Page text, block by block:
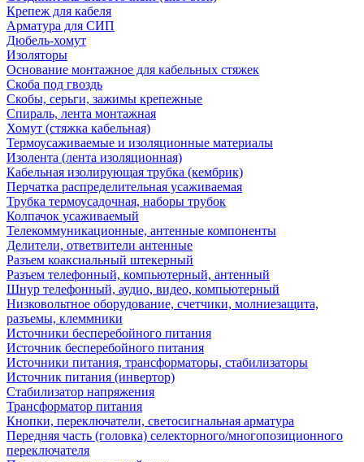
Крепеж для кабеля
Арматура для СИП
Дюбель-хомут
Изоляторы
Основание монтажное для кабельных стяжек
Скоба под гвоздь
Скобы, серьги, зажимы крепежные
Спираль, лента монтажная
Хомут (стяжка кабельная)
Термоусаживаемые и изоляционные материалы
Изолента (лента изоляционная)
Кабельная изолирующая трубка (кембрик)
Перчатка распределительная усаживаемая
Трубка термоусадочная, наборы трубок
Колпачок усаживаемый
Телекоммуникационные, антенные компоненты
Делители, ответвители антенные
Разъем коаксиальный штекерный
Разъем телефонный, компьютерный, антенный
Шнур телефонный, аудио, видео, компьютерный
Низковольтное оборудование, счетчики, молниезащита,
разъемы, клеммники
Источники бесперебойного питания
Источник бесперебойного питания
Источники питания, трансформаторы, стабилизаторы
Источник питания (инвертор)
Стабилизатор напряжения
Трансформатор питания
Кнопки, переключатели, светосигнальная арматура
Передняя часть (головка) селекторного/многопозиционного
переключателя